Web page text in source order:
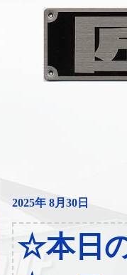
2025年 8月30日
☆本日